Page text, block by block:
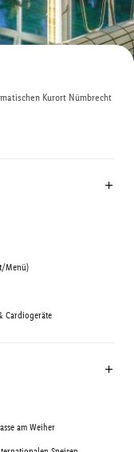
Auf der Karte anzeigen
Kurort Nümbrecht
Menü)
Cardiogeräte
am Weiher